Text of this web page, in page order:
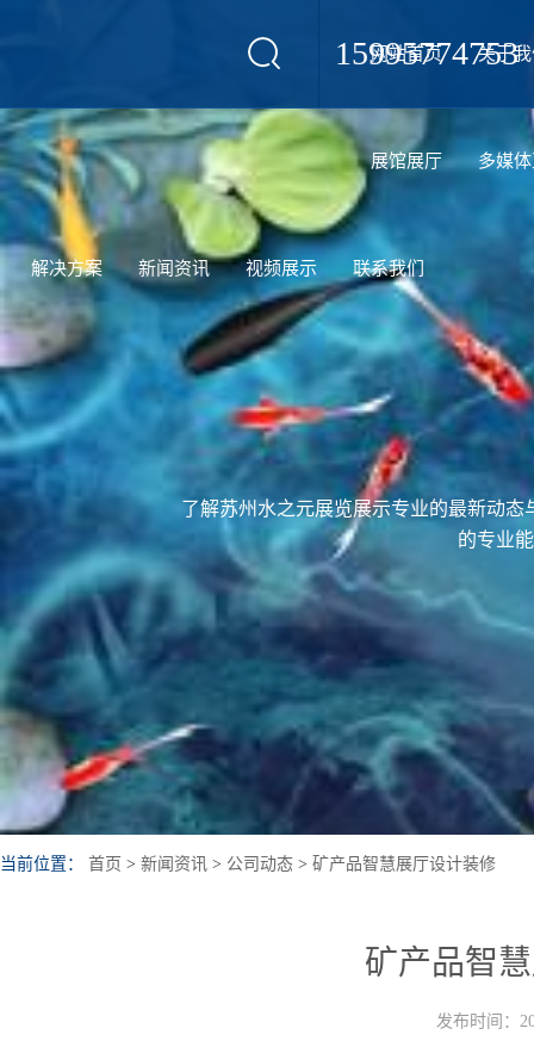
15995774753
网站首页 关于
展馆展厅 多媒
解决方案 新闻资讯 视频展示 联系我们
了解苏州水之元展览展示专业的最新动
的专业
当前位置： 首页 > 新闻资讯 > 公司动态 > 矿产品智慧展厅设计装修
矿产品智
发布时间：